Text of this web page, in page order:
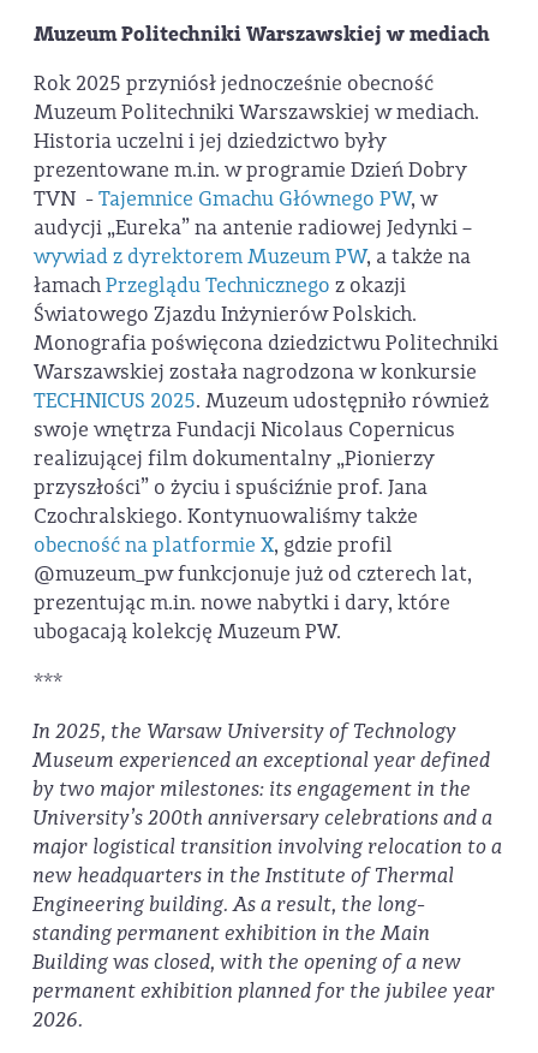
Muzeum Politechniki Warszawskiej w mediach
Rok 2025 przyniósł jednocześnie obecność
Muzeum Politechniki Warszawskiej w mediach.
Historia uczelni i jej dziedzictwo były
prezentowane m.in. w programie Dzień Dobry
TVN -Tajemnice Gmachu Głównego PW, w
audycji „Eureka” na antenie radiowej Jedynki –
wywiad z dyrektorem Muzeum PW, a także na
łamachPrzeglądu Technicznego z okazji
Światowego Zjazdu Inżynierów Polskich.
Monografia poświęcona dziedzictwu Politechniki
Warszawskiej została nagrodzona w konkursie
TECHNICUS 2025. Muzeum udostępniło również
swoje wnętrza Fundacji Nicolaus Copernicus
realizującej film dokumentalny „Pionierzy
przyszłości” o życiu i spuściźnie prof. Jana
Czochralskiego. Kontynuowaliśmy także
obecność na platformie X, gdzie profil
@muzeum_pw funkcjonuje już od czterech lat,
prezentując m.in. nowe nabytki i dary, które
ubogacają kolekcję Muzeum PW.
***
In 2025, the Warsaw University of Technology
Museum experienced an exceptional year defined
by two major milestones: its engagement in the
University’s 200th anniversary celebrations and a
major logistical transition involving relocation to a
new headquarters in the Institute of Thermal
Engineering building. As a result, the long-
standing permanent exhibition in the Main
Building was closed, with the opening of a new
permanent exhibition planned for the jubilee year
2026.